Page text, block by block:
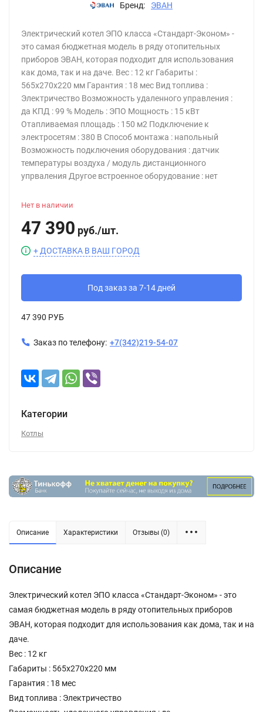
Бренд: ЭВАН
Электрический котел ЭПО класса «Стандарт-Эконом» -
это самая бюджетная модель в ряду отопительных
приборов ЭВАН, которая подходит для использования
как дома, так и на даче. Вес : 12 кг Габариты :
565х270х220 мм Гарантия : 18 мес Вид топлива :
Электричество Возможность удаленного управления :
да КПД : 99 % Модель : ЭПО Мощность : 15 кВт
Отапливаемая площадь : 150 м2 Подключение к
электросетям : 380 В Способ монтажа : напольный
Возможность подключения оборудования : датчик
температуры воздуха / модуль дистанционного
упрваления Другое встроенное оборудование : нет
Нет в наличии
47 390 руб./шт.
+ ДОСТАВКА В ВАШ ГОРОД
Под заказ за 7-14 дней
47 390 РУБ
Заказ по телефону: +7(342)219-54-07
Категории
Котлы
Описание Характеристики Отзывы (0)
Описание
Электрический котел ЭПО класса «Стандарт-Эконом» - это
самая бюджетная модель в ряду отопительных приборов
ЭВАН, которая подходит для использования как дома, так и на
даче.
Вес : 12 кг
Габариты : 565х270х220 мм
Гарантия : 18 мес
Вид топлива : Электричество